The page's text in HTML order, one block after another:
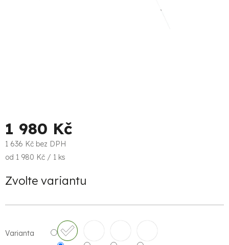
1 980 Kč
1 636 Kč bez DPH
Měrná
od 1 980 Kč / 1 ks
Zvolte variantu
Varianta